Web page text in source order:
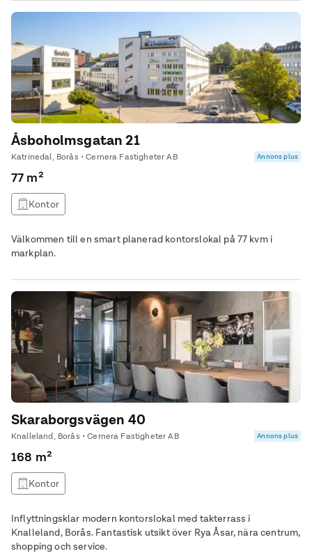
Åsboholmsgatan 21
Katrinedal, Borås • Cernera Fastigheter AB Annons plus
77 m²
Kontor
Välkommen till en smart planerad kontorslokal på 77 kvm i
markplan.
Skaraborgsvägen 40
Knalleland, Borås • Cernera Fastigheter AB Annons plus
168 m²
Kontor
Inflyttningsklar modern kontorslokal med takterrass i
Knalleland, Borås. Fantastisk utsikt över Rya Åsar, nära centrum,
shopping och service.